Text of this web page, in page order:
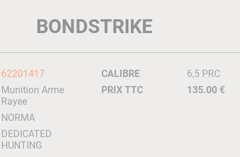
BONDSTRIKE
62201417
Munition Arme
Rayee
NORMA
DEDICATED
HUNTING
CALIBRE
6,5 PRC
PRIX TTC
135.00 €